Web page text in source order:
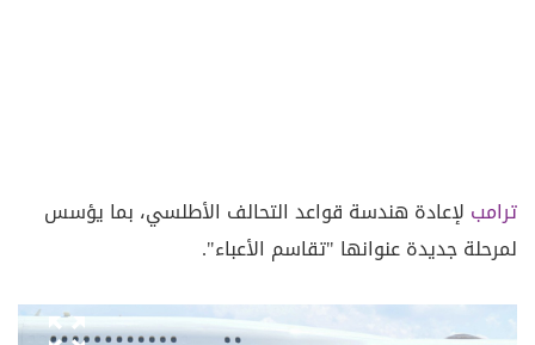
ترامب لإعادة هندسة قواعد التحالف الأطلسي، بما يؤسس
لمرحلة جديدة عنوانها "تقاسم الأعباء".